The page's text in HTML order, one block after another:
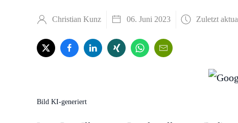
Christian Kunz 06. Juni 2023 Zuletzt
Bild KI-generiert